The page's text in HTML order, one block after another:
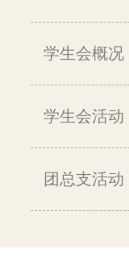
学生会概况
学生会活动
团总支活动